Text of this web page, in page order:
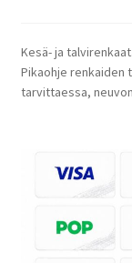
Kesä- ja
Pikaohje renkaiden
tarvittaessa,